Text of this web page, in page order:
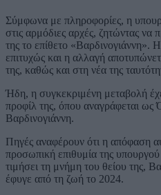
Σύμφωνα με πληροφορίες, η
στις αρμόδιες αρχές, ζητώντας
της το επίθετο «Βαρδινογιάννη».
επιτυχώς και η αλλαγή
της, καθώς και στη νέα της
Ήδη, η συγκεκριμένη μεταβολή
προφίλ της, όπου αναγράφεται
Βαρδινογιάννη.
Πηγές αναφέρουν ότι η απόφαση
προσωπική επιθυμία της
τιμήσει τη μνήμη του θείου της,
έφυγε από τη ζωή το 2024.